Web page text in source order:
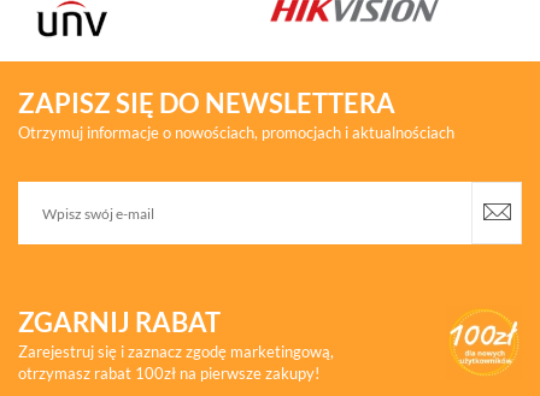
ZAPISZ SIĘ DO NEWSLETTERA
Otrzymuj informacje o nowościach, promocjach i aktualnościach
ZGARNIJ RABAT
Zarejestruj się i zaznacz zgodę marketingową,
otrzymasz rabat 100zł na pierwsze zakupy!